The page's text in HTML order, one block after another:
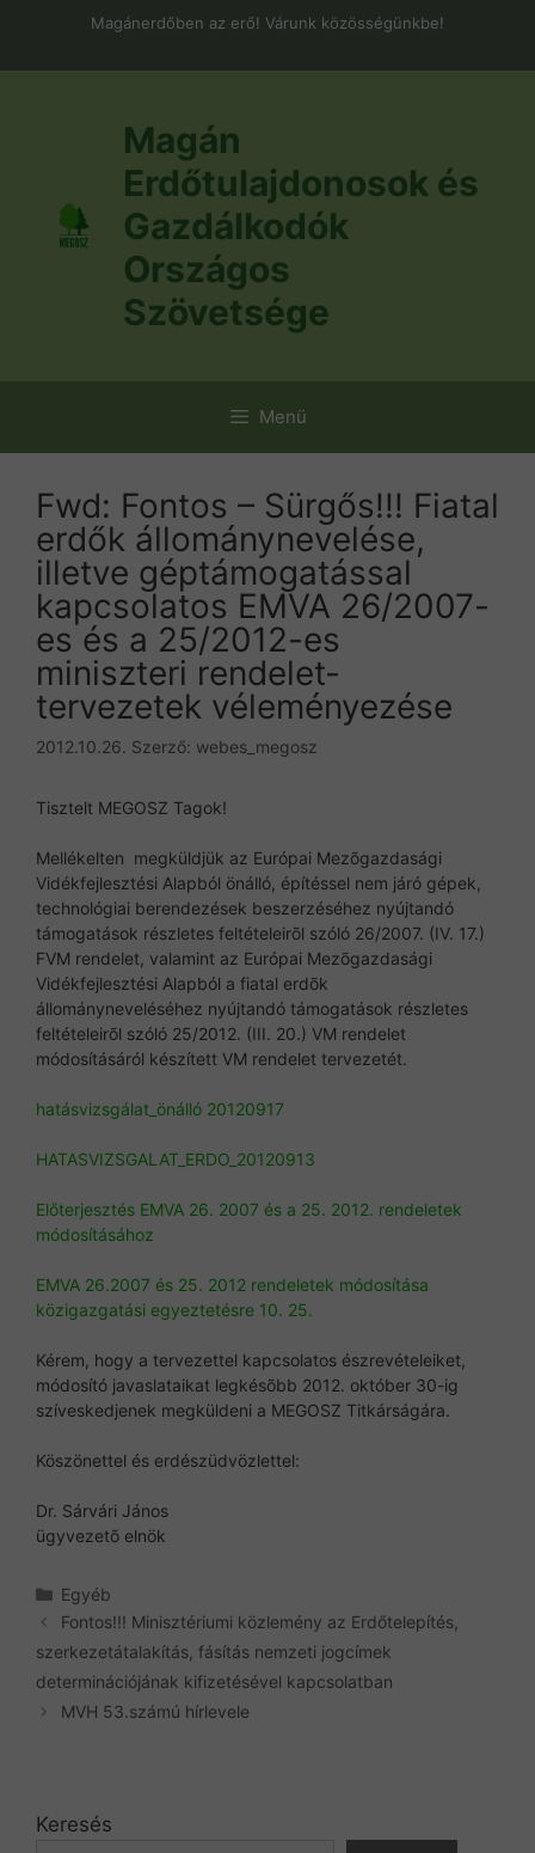
Magánerdőben az erő! Várunk közösségünkbe!
Magán
Erdőtulajdonosok és
Gazdálkodók
Országos
Szövetsége
Menü
Fwd: Fontos – Sürgős!!! Fiatal
erdők állománynevelése,
illetve géptámogatással
kapcsolatos EMVA 26/2007-
es és a 25/2012-es
miniszteri rendelet-
tervezetek véleményezése
2012.10.26. Szerző: webes_megosz
Tisztelt MEGOSZ Tagok!
Mellékelten megküldjük az Európai Mezõgazdasági
Vidékfejlesztési Alapból önálló, építéssel nem járó gépek,
technológiai berendezések beszerzéséhez nyújtandó
támogatások részletes feltételeirõl szóló 26/2007. (IV. 17.)
FVM rendelet, valamint az Európai Mezõgazdasági
Vidékfejlesztési Alapból a fiatal erdõk
állományneveléséhez nyújtandó támogatások részletes
feltételeirõl szóló 25/2012. (III. 20.) VM rendelet
módosításáról készített VM rendelet tervezetét.
hatásvizsgálat_önálló 20120917
HATASVIZSGALAT_ERDO_20120913
Előterjesztés EMVA 26. 2007 és a 25. 2012. rendeletek
módosításához
EMVA 26.2007 és 25. 2012 rendeletek módosítása
közigazgatási egyeztetésre 10. 25.
Kérem, hogy a tervezettel kapcsolatos észrevételeiket,
módosító javaslataikat legkésõbb 2012. október 30-ig
szíveskedjenek megküldeni a MEGOSZ Titkárságára.
Köszönettel és erdészüdvözlettel:
Dr. Sárvári János
ügyvezetõ elnök
Kategória
Egyéb
Fontos!!! Minisztériumi közlemény az Erdőtelepítés,
szerkezetátalakítás, fásítás nemzeti jogcímek
determinációjának kifizetésével kapcsolatban
MVH 53.számú hírlevele
Keresés